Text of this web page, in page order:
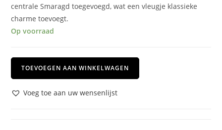
centrale Smaragd toegevoegd, wat een vleugje klassieke
charme toevoegt.
Op voorraad
TOEVOEGEN AAN WINKELWAGEN
Voeg toe aan uw wensenlijst